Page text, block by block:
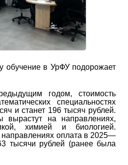
обучение в УрФУ подорожает
годом, стоимость
специальностях
и станет 196 тысяч рублей.
на направлениях,
химией и биологией.
направлениях оплата в 2025—
тысячи рублей (ранее была